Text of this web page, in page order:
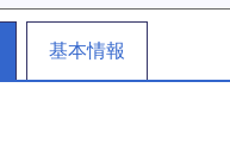
基本情報